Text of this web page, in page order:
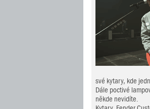
své kytary, kde
Dále poctivé
někde nevidíte.